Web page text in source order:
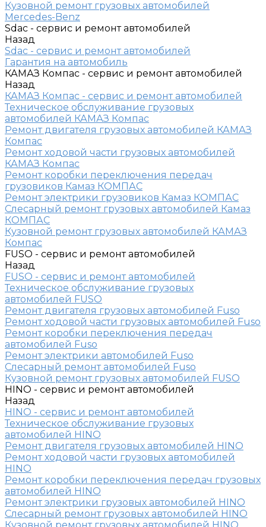
Кузовной ремонт грузовых автомобилей
Mercedes-Benz
Sdac - сервис и ремонт автомобилей
Назад
Sdac - сервис и ремонт автомобилей
Гарантия на автомобиль
КАМАЗ Компас - сервис и ремонт автомобилей
Назад
КАМАЗ Компас - сервис и ремонт автомобилей
Техническое обслуживание грузовых
автомобилей КАМАЗ Компас
Ремонт двигателя грузовых автомобилей КАМАЗ
Компас
Ремонт ходовой части грузовых автомобилей
КАМАЗ Компас
Ремонт коробки переключения передач
грузовиков Камаз КОМПАС
Ремонт электрики грузовиков Камаз КОМПАС
Слесарный ремонт грузовых автомобилей Камаз
КОМПАС
Кузовной ремонт грузовых автомобилей КАМАЗ
Компас
FUSO - сервис и ремонт автомобилей
Назад
FUSO - сервис и ремонт автомобилей
Техническое обслуживание грузовых
автомобилей FUSO
Ремонт двигателя грузовых автомобилей Fuso
Ремонт ходовой части грузовых автомобилей Fuso
Ремонт коробки переключения передач
автомобилей Fuso
Ремонт электрики автомобилей Fuso
Слесарный ремонт автомобилей Fuso
Кузовной ремонт грузовых автомобилей FUSO
HINO - сервис и ремонт автомобилей
Назад
HINO - сервис и ремонт автомобилей
Техническое обслуживание грузовых
автомобилей HINO
Ремонт двигателя грузовых автомобилей HINO
Ремонт ходовой части грузовых автомобилей
HINO
Ремонт коробки переключения передач грузовых
автомобилей HINO
Ремонт электрики грузовых автомобилей HINO
Слесарный ремонт грузовых автомобилей HINO
Кузовной ремонт грузовых автомобилей HINO